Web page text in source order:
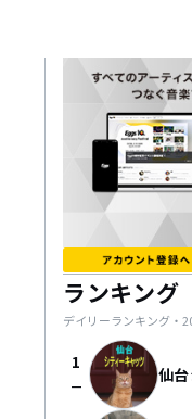
ランキング
デイリーランキング・
1
check_indeterminate_small 仙